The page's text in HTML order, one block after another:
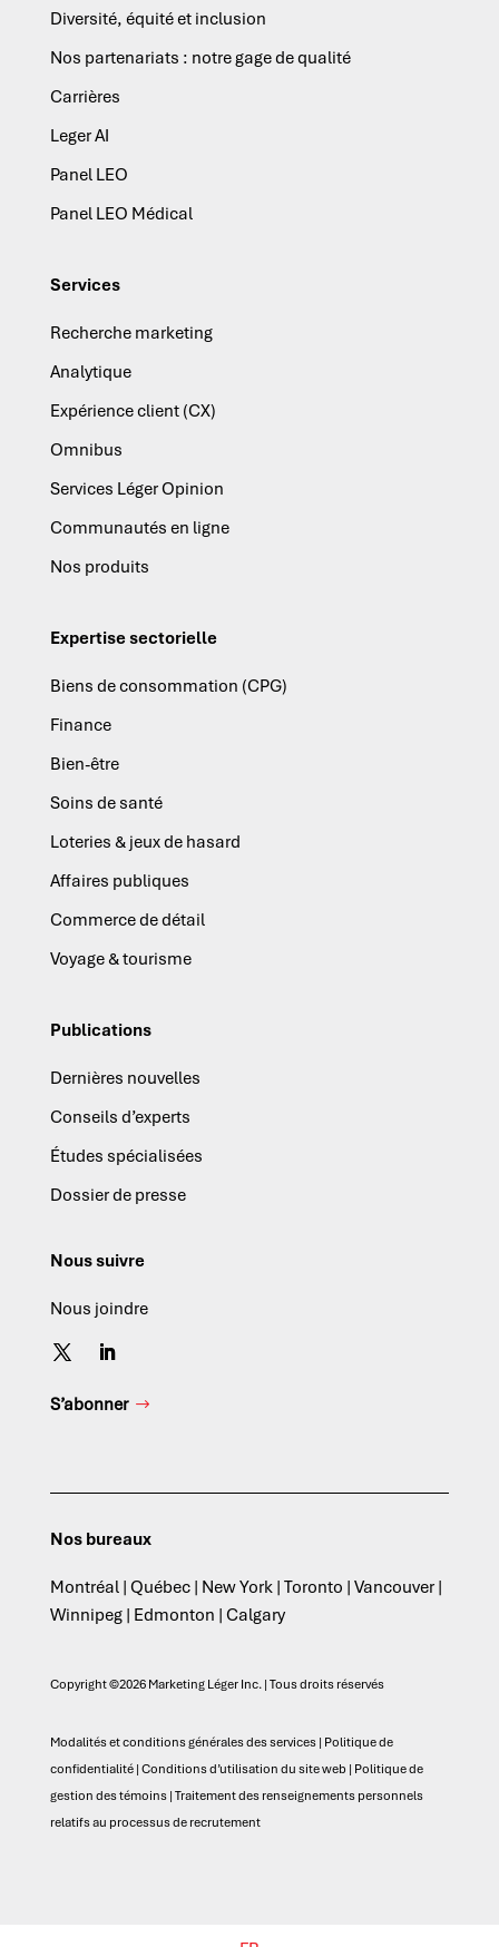
Diversité, équité et inclusion
Nos partenariats : notre gage de qualité
Carrières
Leger AI
Panel LEO
Panel LEO Médical
Services
Recherche marketing
Analytique
Expérience client (CX)
Omnibus
Services Léger Opinion
Communautés en ligne
Nos produits
Expertise sectorielle
Biens de consommation (CPG)
Finance
Bien-être
Soins de santé
Loteries & jeux de hasard
Affaires publiques
Commerce de détail
Voyage & tourisme
Publications
Dernières nouvelles
Conseils d’experts
Études spécialisées
Dossier de presse
Nous suivre
Nous joindre
S’abonner
Nos bureaux
Montréal | Québec | New York | Toronto | Vancouver |
Winnipeg | Edmonton | Calgary
Copyright ©2026 Marketing Léger Inc. | Tous droits réservés
Modalités et conditions générales des services| Politique de
confidentialité| Conditions d’utilisation du site web | Politique de
gestion des témoins| Traitement des renseignements personnels
relatifs au processus de recrutement